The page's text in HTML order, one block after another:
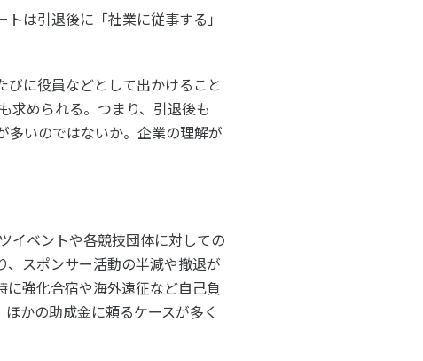
は引退後に「社業に従事する」
に役員などとして出かけること
求められる。つまり、引退後も
多いのではないか。企業の理解が
イベントや各競技団体に対しての
スポンサー活動の半減や撤退が
強化合宿や海外遠征など自己負
ほかの助成金に頼るケースが多く